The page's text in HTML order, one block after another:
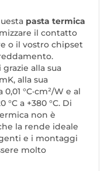
pasta termica
il contatto
o il vostro chipset
alla sua
alla sua
°C·cm²/W e al
a +380 °C. Di
non è
la rende ideale
e i montaggi
molto